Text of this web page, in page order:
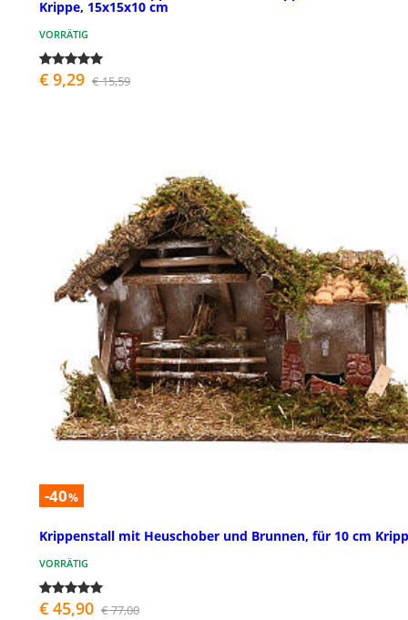
Krippe, 15x15x10 cm
VORRÄTIG
€ 9,29 € 15,59
-40%
Krippenstall mit Heuschober und Brunnen, für 10 cm
VORRÄTIG
€ 45,90 € 77,00